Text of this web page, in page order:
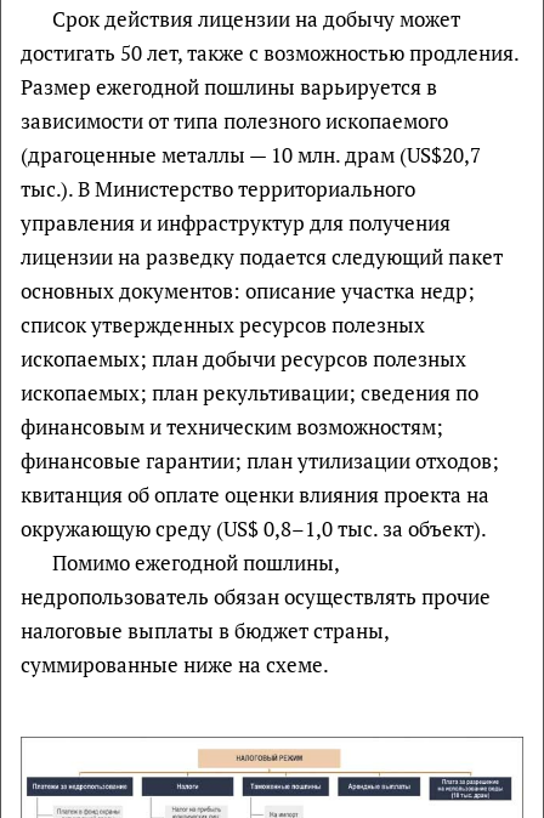
Срок действия лицензии на добычу может
достигать 50 лет, также с возможностью продления.
Размер ежегодной пошлины варьируется в
зависимости от типа полезного ископаемого
(драгоценные металлы — 10 млн. драм (US$20,7
тыс.). В Министерство территориального
управления и инфраструктур для получения
лицензии на разведку подается следующий пакет
основных документов: описание участка недр;
список утвержденных ресурсов полезных
ископаемых; план добычи ресурсов полезных
ископаемых; план рекультивации; сведения по
финансовым и техническим возможностям;
финансовые гарантии; план утилизации отходов;
квитанция об оплате оценки влияния проекта на
окружающую среду (US$ 0,8–1,0 тыс. за объект).
Помимо ежегодной пошлины,
недропользователь обязан осуществлять прочие
налоговые выплаты в бюджет страны,
суммированные ниже на схеме.